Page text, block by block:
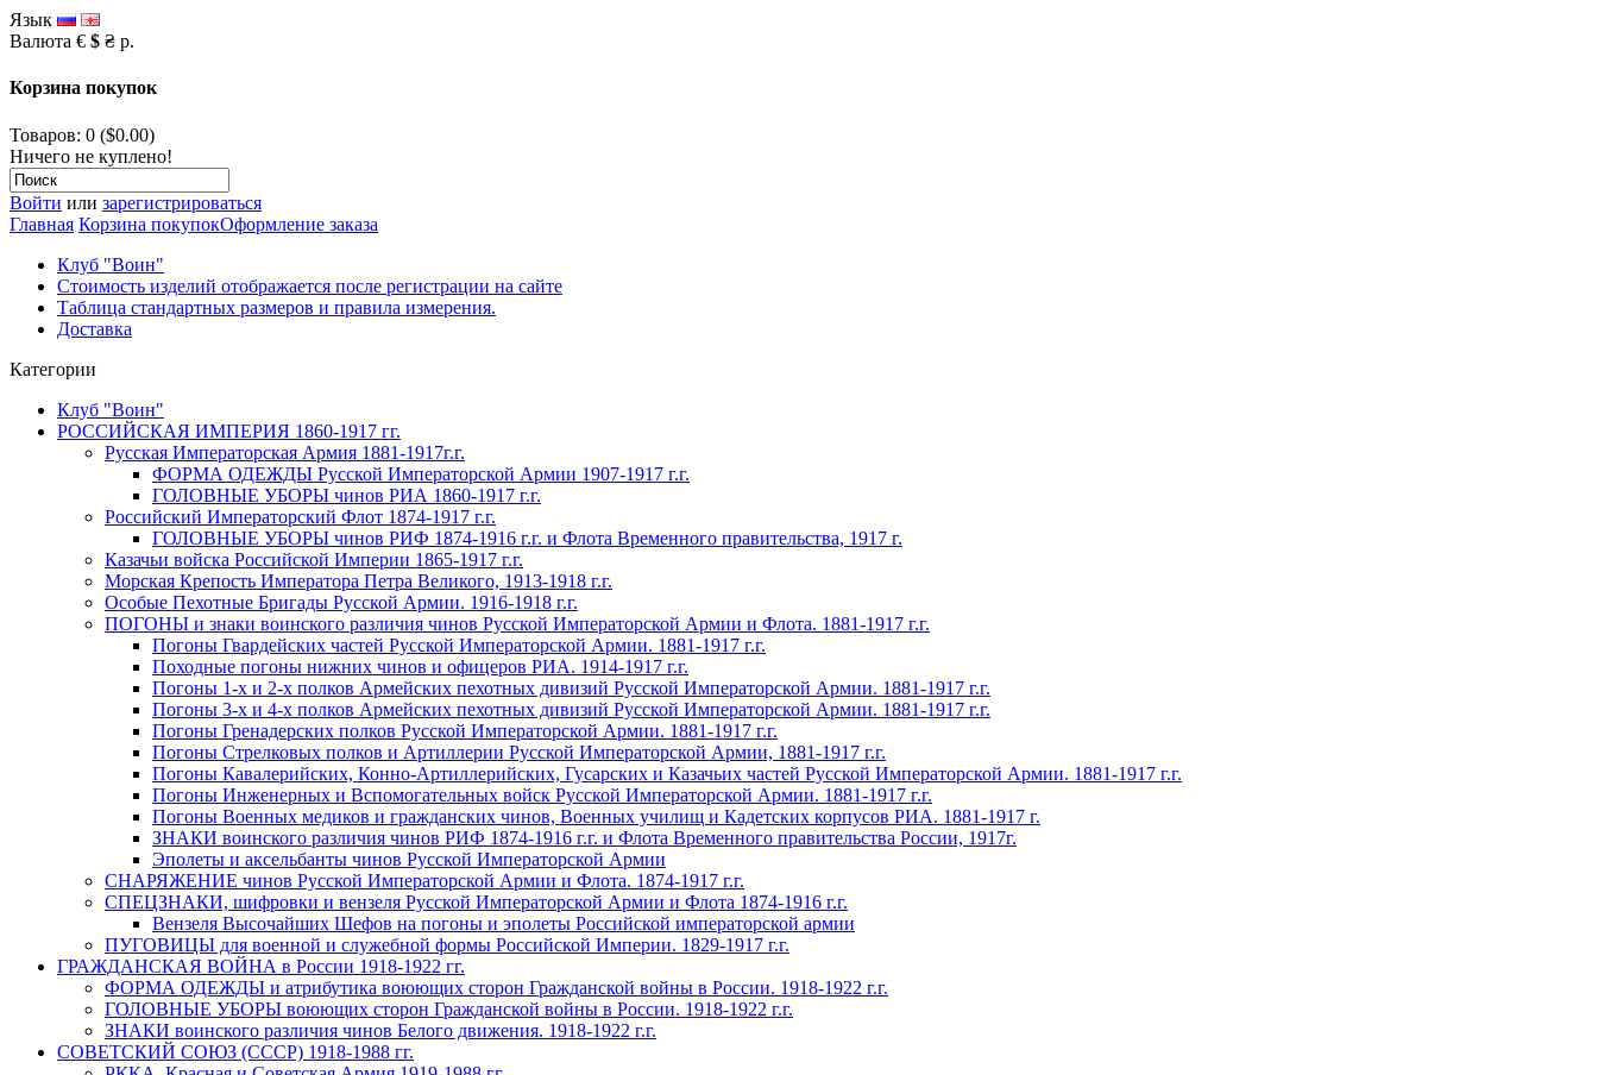
Язык
Валюта € $ ₴ р.
Корзина покупок
Товаров: 0 ($0.00)
Ничего не куплено!
Войти или зарегистрироваться
Главная Корзина покупокОформление заказа
Клуб "Воин"
Стоимость изделий отображается после регистрации на сайте
Таблица стандартных размеров и правила измерения.
Доставка
Категории
Клуб "Воин"
РОССИЙСКАЯ ИМПЕРИЯ 1860-1917 гг.
Русская Императорская Армия 1881-1917г.г.
ФОРМА ОДЕЖДЫ Русской Императорской Армии 1907-1917 г.г.
ГОЛОВНЫЕ УБОРЫ чинов РИА 1860-1917 г.г.
Российский Императорский Флот 1874-1917 г.г.
ГОЛОВНЫЕ УБОРЫ чинов РИФ 1874-1916 г.г. и Флота Временного правительства, 1917 г.
Казачьи войска Российской Империи 1865-1917 г.г.
Морская Крепость Императора Петра Великого, 1913-1918 г.г.
Особые Пехотные Бригады Русской Армии. 1916-1918 г.г.
ПОГОНЫ и знаки воинского различия чинов Русской Императорской Армии и Флота. 1881-1917 г.г.
Погоны Гвардейских частей Русской Императорской Армии. 1881-1917 г.г.
Походные погоны нижних чинов и офицеров РИА. 1914-1917 г.г.
Погоны 1-х и 2-х полков Армейских пехотных дивизий Русской Императорской Армии. 1881-1917 г.г.
Погоны 3-х и 4-х полков Армейских пехотных дивизий Русской Императорской Армии. 1881-1917 г.г.
Погоны Гренадерских полков Русской Императорской Армии. 1881-1917 г.г.
Погоны Стрелковых полков и Артиллерии Русской Императорской Армии, 1881-1917 г.г.
Погоны Кавалерийских, Конно-Артиллерийских, Гусарских и Казачьих частей Русской Императорской Армии. 1881-1917 г.г.
Погоны Инженерных и Вспомогательных войск Русской Императорской Армии. 1881-1917 г.г.
Погоны Военных медиков и гражданских чинов, Военных училищ и Кадетских корпусов РИА. 1881-1917 г.
ЗНАКИ воинского различия чинов РИФ 1874-1916 г.г. и Флота Временного правительства России, 1917г.
Эполеты и аксельбанты чинов Русской Императорской Армии
СНАРЯЖЕНИЕ чинов Русской Императорской Армии и Флота. 1874-1917 г.г.
СПЕЦЗНАКИ, шифровки и вензеля Русской Императорской Армии и Флота 1874-1916 г.г.
Вензеля Высочайших Шефов на погоны и эполеты Российской императорской армии
ПУГОВИЦЫ для военной и служебной формы Российской Империи. 1829-1917 г.г.
ГРАЖДАНСКАЯ ВОЙНА в России 1918-1922 гг.
ФОРМА ОДЕЖДЫ и атрибутика воюющих сторон Гражданской войны в России. 1918-1922 г.г.
ГОЛОВНЫЕ УБОРЫ воюющих сторон Гражданской войны в России. 1918-1922 г.г.
ЗНАКИ воинского различия чинов Белого движения. 1918-1922 г.г.
СОВЕТСКИЙ СОЮЗ (СССР) 1918-1988 гг.